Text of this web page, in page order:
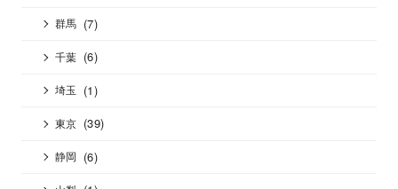
群馬 (7)
千葉 (6)
埼玉 (1)
東京 (39)
静岡 (6)